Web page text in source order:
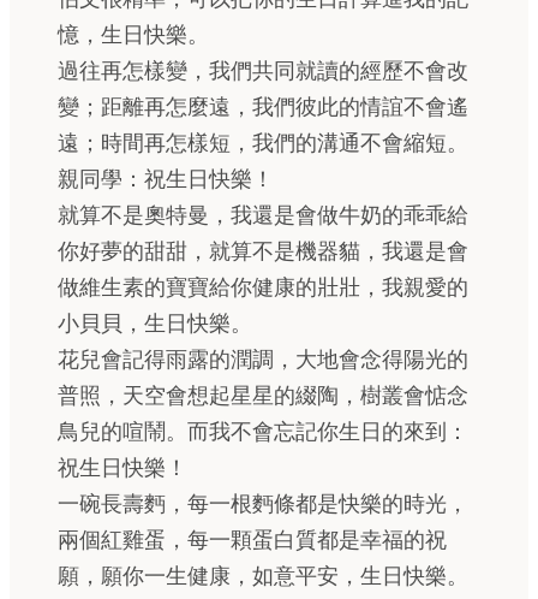
憶，生日快樂。
過往再怎樣變，我們共同就讀的經歷不會改
變；距離再怎麼遠，我們彼此的情誼不會遙
遠；時間再怎樣短，我們的溝通不會縮短。
親同學：祝生日快樂！
就算不是奧特曼，我還是會做牛奶的乖乖給
你好夢的甜甜，就算不是機器貓，我還是會
做維生素的寶寶給你健康的壯壯，我親愛的
小貝貝，生日快樂。
花兒會記得雨露的潤調，大地會念得陽光的
普照，天空會想起星星的綴陶，樹叢會惦念
鳥兒的喧鬧。而我不會忘記你生日的來到：
祝生日快樂！
一碗長壽麪，每一根麪條都是快樂的時光，
兩個紅雞蛋，每一顆蛋白質都是幸福的祝
願，願你一生健康，如意平安，生日快樂。